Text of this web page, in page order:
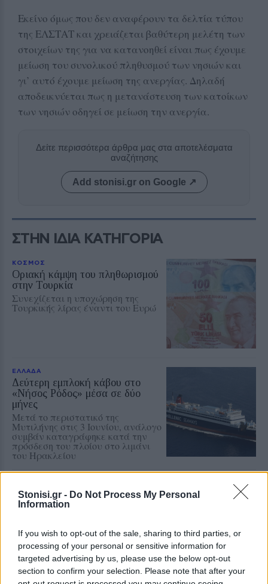
Stonisi.gr - Do Not Process My Personal
Information
If you wish to opt-out of the sale, sharing to third parties, or
processing of your personal or sensitive information for
targeted advertising by us, please use the below opt-out
section to confirm your selection. Please note that after your
Εκείνο όμως που δεν αναφέρουν τα δελτία τύπου
της ΕΛΣΤΑΤ και χρειάζεται βαθύτερη μελέτη των
στοιχείων της για να κατανοηθεί είναι πως έχουμε
μείωση του συνολικού πληθυσμού των νησιών και
γι’ αυτό έχουμε μείωση της ανεργίας. Δηλαδή
αποδεικνύεται πως η μετανάστευση των κατοίκων
των νησιών οδηγεί σε μείωση την ανεργία.
Δείτε περισσότερα άρθρα μας στα αποτελέσματα
αναζήτησης
Add stonisi.gr on Google ↗
ΣΤΗΝ ΙΔΙΑ ΚΑΤΗΓΟΡΙΑ
ΚΟΣΜΟΣ
Οριακή κάμψη του πληθωρισμού
στην Τουρκία
Συνεχίζεται η υποχώρηση της
Τουρκικής λίρας έναντι του Ευρώ
ΕΛΛΑΔΑ
Δεύτερη εμπλοκή κάβου στο
«Νήσος Ρόδος» μέσα σε δύο
μήνες
Μετά το περιστατικό της
Μυτιλήνης στις 3 Ιουνίου, ανάλογο
συμβάν καταγράφηκε κατά την
πρόσδεση του πλοίου στο λιμάνι
του Ηρακλείου
Πώς αμείβεται η εργασία τον
Δεκαπενταύγουστο
ημερομίσθια, την προσαύξηση 75%
και την απασχόληση κατά την έκτη
ημέρα, σύμφωνα με την ενημέρωση
της ΓΣΕΕ